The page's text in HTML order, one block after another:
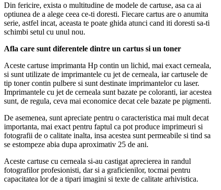
Din fericire, exista o multitudine de modele de cartuse, asa ca ai
optiunea de a alege ceea ce-ti doresti. Fiecare cartus are o anumita
serie, astfel incat, aceasta te poate ghida atunci cand iti doresti sa-ti
schimbi setul cu unul nou.
Afla care sunt diferentele dintre un cartus si un toner
Aceste cartuse imprimanta Hp contin un lichid, mai exact cerneala,
si sunt utilizate de imprimantele cu jet de cerneala, iar cartusele de
tip toner contin pulbere si sunt destinate imprimantelor cu laser.
Imprimantele cu jet de cerneala sunt bazate pe coloranti, iar acestea
sunt, de regula, ceva mai economice decat cele bazate pe pigmenti.
De asemenea, sunt apreciate pentru o caracteristica mai mult decat
importanta, mai exact pentru faptul ca pot produce imprimeuri si
fotografii de o calitate inalta, insa acestea sunt permeabile si tind sa
se estompeze abia dupa aproximativ 25 de ani.
Aceste cartuse cu cerneala si-au castigat aprecierea in randul
fotografilor profesionisti, dar si a graficienilor, tocmai pentru
capacitatea lor de a tipari imagini si texte de calitate arhivistica.